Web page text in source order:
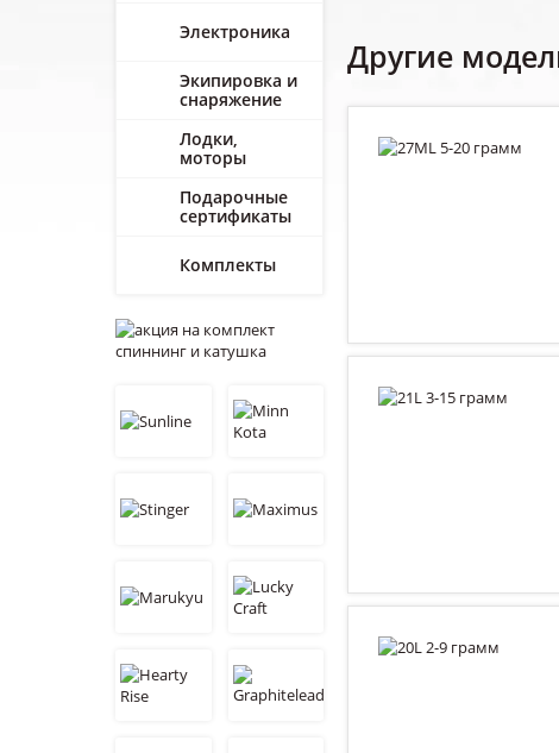
Другие
Электроника
Экипировка и
снаряжение
Лодки,
моторы
Подарочные
сертификаты
Комплекты